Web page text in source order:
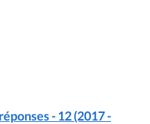
- 12 (2017 -